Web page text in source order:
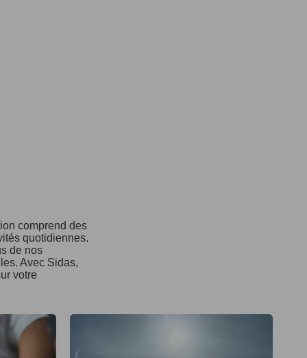
comprend des
quotidiennes.
de nos
Avec Sidas,
votre